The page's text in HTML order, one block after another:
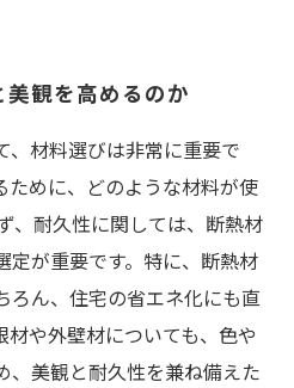
観を高めるのか
、材料選びは非常に重要で
ために、どのような材料が使
、耐久性に関しては、断熱材
定が重要です。特に、断熱材
ろん、住宅の省エネ化にも直
や外壁材についても、色や
、美観と耐久性を兼ね備えた